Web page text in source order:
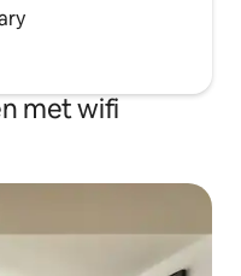
met wifi